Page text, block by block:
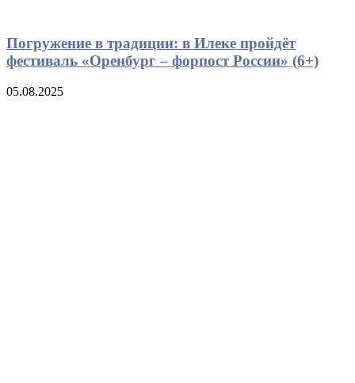
Погружение в традиции: в Илеке пройдёт
фестиваль «Оренбург – форпост России» (6+)
05.08.2025